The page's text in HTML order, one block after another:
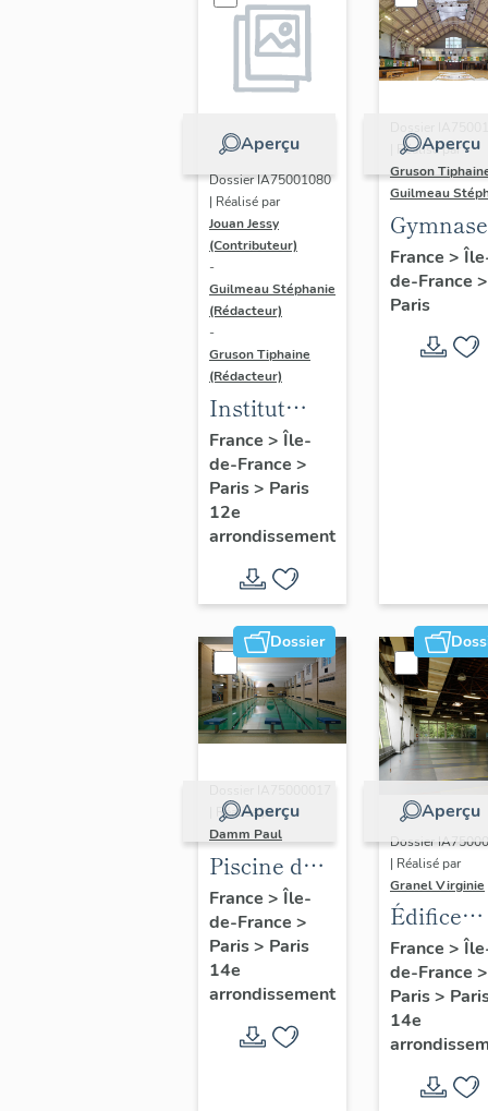
Aperçu
Dossier IA75001080
| Réalisé par
Jouan Jessy
(Contributeur)
-
Guilmeau Stéphanie
(Rédacteur)
-
Gruson Tiphaine
(Rédacteur)
Institut
national du
sport, de
l'expertise
et de la
performance
(INSEP)
France > Île-
de-France >
Paris> Paris
12e
arrondissement
Aperçu
| Réalisé par
Gruson
Guilmeau
Gymnase
gymnase
Jean-
France >
de-France >
Paris
Dossier
Aperçu
| Réalisé par
Damm Paul
Piscine de
la Cité
internationale
universitaire
de Paris et
salle de
boxe,
France > Île-
de-France >
Paris> Paris
14e
arrondissement
Aperçu
Dossier
| Réalisé par
Granel Virginie
Édifice
sportif
Espace
France >
de-France >
Paris>
14e